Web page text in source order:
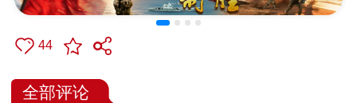
44
全部评论